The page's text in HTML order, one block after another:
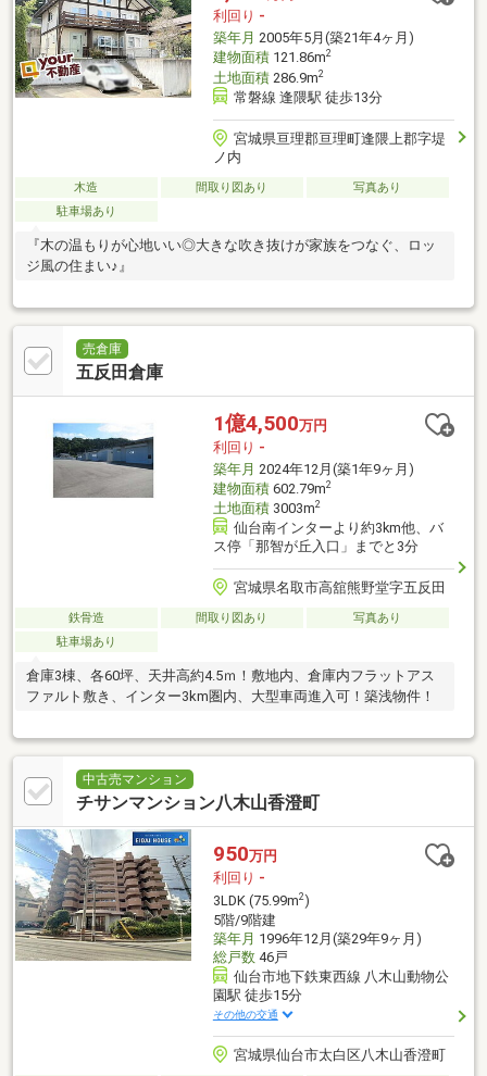
利回り -
築年月 2005年5月(築21年4ヶ月)
建物面積121.86m2
土地面積286.9m2
常磐線 逢隈駅 徒歩13分
宮城県亘理郡亘理町逢隈上郡字堤
ノ内
木造 間取り図あり
写真あり
駐車場あり
『木の温もりが心地いい◎大きな吹き抜けが家族をつなぐ、ロッ
ジ風の住まい♪』
売倉庫
五反田倉庫
1億4,500万円
利回り -
築年月 2024年12月(築1年9ヶ月)
建物面積602.79m2
土地面積3003m2
仙台南インターより約3km他、バ
ス停「那智が丘入口」までと3分
宮城県名取市高舘熊野堂字五反田
鉄骨造 間取り図あり
写真あり
駐車場あり
倉庫3棟、各60坪、天井高約4.5ｍ！敷地内、倉庫内フラットアス
ファルト敷き、インター3km圏内、大型車両進入可！築浅物件！
中古売マンション
チサンマンション八木山香澄町
950万円
利回り -
3LDK (75.99m2)
5階/9階建
築年月 1996年12月(築29年9ヶ月)
総戸数46戸
仙台市地下鉄東西線 八木山動物公
園駅 徒歩15分
その他の交通
宮城県仙台市太白区八木山香澄町